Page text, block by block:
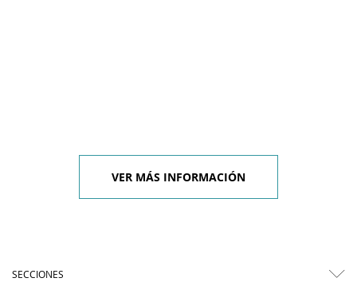
VER MÁS INFORMACIÓN
SECCIONES